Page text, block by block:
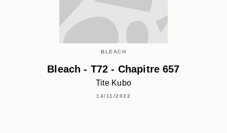
BLEACH
Bleach - T72 - Chapitre 657
Tite Kubo
14/11/2022